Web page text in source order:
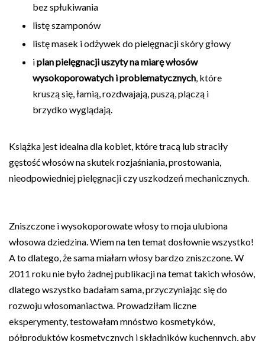
bez spłukiwania
listę szamponów
listę masek i odżywek do pielęgnacji skóry głowy
iplan pielęgnacji uszyty na miarę włosów
wysokoporowatych i problematycznych, które
kruszą się, łamią, rozdwajają, puszą, plączą i
brzydko wyglądają.
Książka jest idealna dla kobiet, które tracą lub straciły
gęstość włosów na skutek rozjaśniania, prostowania,
nieodpowiedniej pielęgnacji czy uszkodzeń mechanicznych.
Zniszczone i wysokoporowate włosy to moja ulubiona
włosowa dziedzina. Wiem na ten temat dosłownie wszystko!
A to dlatego, że sama miałam włosy bardzo zniszczone. W
2011 roku nie było żadnej publikacji na temat takich włosów,
dlatego wszystko badałam sama, przyczyniając się do
rozwoju włosomaniactwa. Prowadziłam liczne
eksperymenty, testowałam mnóstwo kosmetyków,
półproduktów kosmetycznych i składników kuchennych, aby